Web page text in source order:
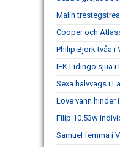
Malin
Cooper och
Philip Björk tvåa i
IFK Lidingö sjua i
Sexa halvvägs i
Love vann hinder
Filip 10.53w
Samuel femma i